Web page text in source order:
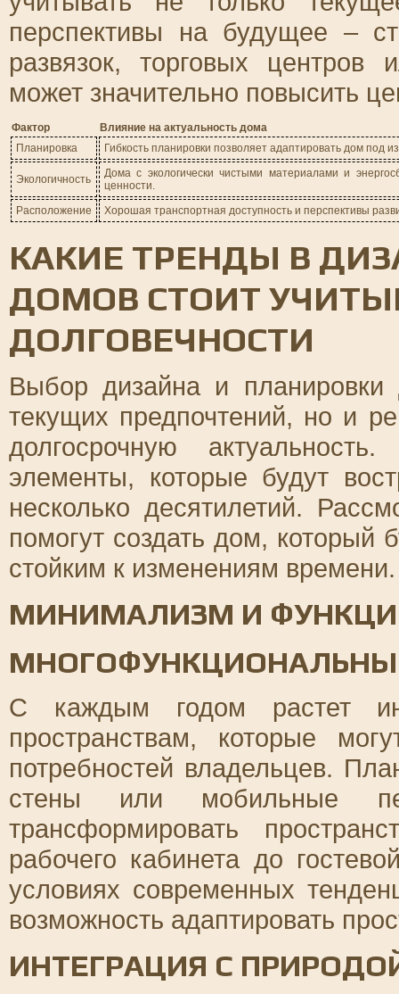
перспективы на будущее –
развязок, торговых центров
может значительно повысить
Фактор
Влияние на актуальность дома
Планировка
Гибкость планировки позволяет адаптировать дом под
Экологичность
Дома с экологически чистыми материалами и
ценности.
Расположение
Хорошая транспортная доступность и перспективы
КАКИЕ ТРЕНДЫ В
ДОМОВ СТОИТ
ДОЛГОВЕЧНОСТИ
Выбор дизайна и
текущих предпочтений, но и
долгосрочную
элементы, которые будут
несколько десятилетий.
помогут создать дом, который
стойким к изменениям времени.
МИНИМАЛИЗМ И
С каждым годом растет
пространствам, которые
потребностей владельцев.
стены или мобильные
трансформировать
рабочего кабинета до
условиях современных
возможность адаптировать
ИНТЕГРАЦИЯ С